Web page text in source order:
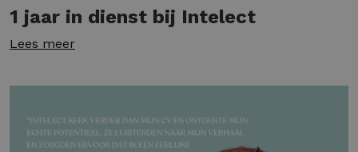
1 jaar in dienst bij Intelect
Lees meer